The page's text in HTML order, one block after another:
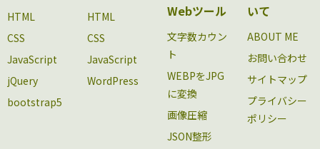
HTML
CSS
JavaScript
jQuery
bootstrap5
HTML
CSS
JavaScript
WordPress
Webツール
文字数カウン
ト
WEBPをJPG
に変換
画像圧縮
JSON整形
いて
ABOUT ME
お問い合わせ
サイトマップ
プライバシー
ポリシー